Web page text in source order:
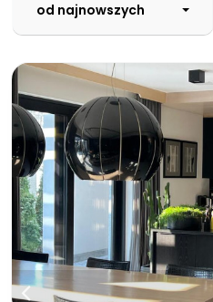
od najnowszych